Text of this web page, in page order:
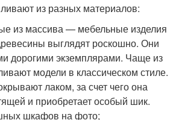
из разных материалов:
из массива — мебельные изделия
выглядят роскошно. Они
дорогими экземплярами. Чаще из
модели в классическом стиле.
лаком, за счет чего она
и приобретает особый шик.
шкафов на фото;